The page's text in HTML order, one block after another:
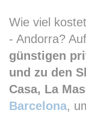
Wie viel
- Andorra?
günstigen
und zu den
Casa, La
Barcelona,